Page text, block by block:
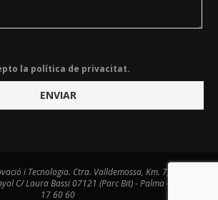
la política de privacitat.
i Tecnologia. Ctra. Valldemossa, Km. 7,4. Centre
C/ Laura Bassi 07121 (Parc Bit) - Palma - Tel. 971
17 60 60